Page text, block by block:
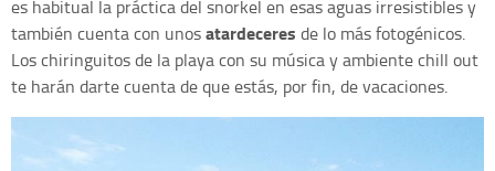
es habitual la práctica del snorkel en esas aguas irresistibles y
también cuenta con unosatardeceres de lo más fotogénicos.
Los chiringuitos de la playa con su música y ambiente chill out
te harán darte cuenta de que estás, por fin, de vacaciones.